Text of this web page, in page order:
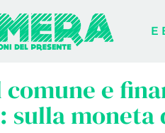
E
e
moneta